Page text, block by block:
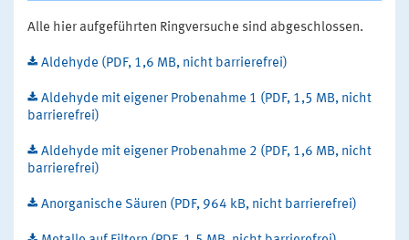
Alle hier aufgeführten Ringversuche sind abgeschlossen.
Aldehyde (PDF, 1,6 MB, nicht barrierefrei)
Aldehyde mit eigener Probenahme 1 (PDF, 1,5 MB, nicht
barrierefrei)
Aldehyde mit eigener Probenahme 2 (PDF, 1,6 MB, nicht
barrierefrei)
Anorganische Säuren (PDF, 964 kB, nicht barrierefrei)